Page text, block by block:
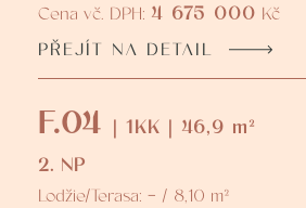
Cena vč. DPH: 4 675 000 Kč
PŘEJÍT NA DETAIL
F.04 | 1KK | 46,9 m²
2. NP
Lodžie/Terasa: - / 8,10 m²